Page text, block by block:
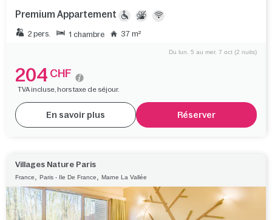
Premium Appartement
2 pers. 1 chambre 37 m²
Du lun. 5 au mer. 7 oct (2 nuits)
204 CHF
TVA incluse, hors taxe de séjour.
En savoir plus Réserver
Villages Nature Paris
France Paris - Ile De France Marne La Vallée